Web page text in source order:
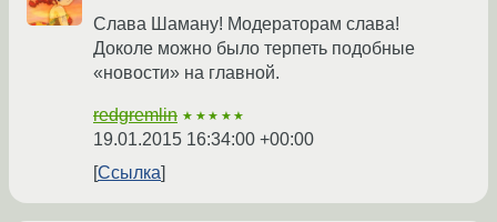
Слава Шаману! Модераторам слава!
Доколе можно было терпеть подобные
«новости» на главной.
redgremlin ★★★★★
19.01.2015 16:34:00 +00:00
Ссылка